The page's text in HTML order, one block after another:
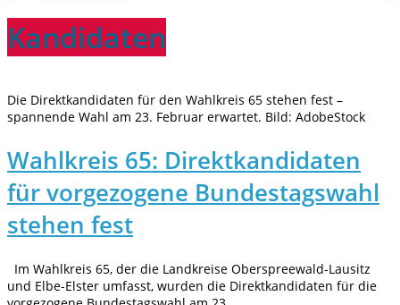
Kandidaten
Die Direktkandidaten für den Wahlkreis 65 stehen fest –
spannende Wahl am 23. Februar erwartet. Bild: AdobeStock
Wahlkreis 65: Direktkandidaten
für vorgezogene Bundestagswahl
stehen fest
Im Wahlkreis 65, der die Landkreise Oberspreewald-Lausitz
und Elbe-Elster umfasst, wurden die Direktkandidaten für die